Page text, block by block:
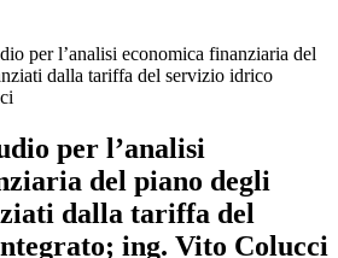
per l’analisi economica finanziaria del
dalla tariffa del servizio idrico
per l’analisi
del piano degli
dalla tariffa del
ing. Vito Colucci